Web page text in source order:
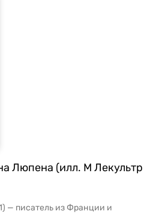
Люпена (илл. М Лекультр
— писатель из Франции и